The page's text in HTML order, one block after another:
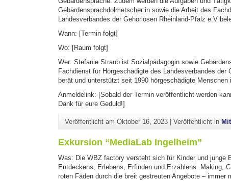
Gebärdensprachdolmetscher:in sowie die Arbeit des
Landesverbandes der Gehörlosen Rheinland-Pfalz e.V
Wann: [Termin folgt]
Wo: [Raum folgt]
Wer: Stefanie Straub ist Sozialpädagogin sowie
Fachdienst für Hörgeschädigte des Landesverbandes
berät und unterstützt seit 1990 hörgeschädigte Menschen
Anmeldelink: [Sobald der Termin veröffentlicht werden
Dank für eure Geduld!]
Veröffentlicht amOktober 16, 2023 |Veröffentlicht in
Exkursion “MediaLab Ingelheim”
Was: Die WBZ factory versteht sich für Kinder und junge
Entdeckens, Erlebens, Erfinden und Erzählens. Making,
roten Fäden durch die breit gestreuten Angebote –